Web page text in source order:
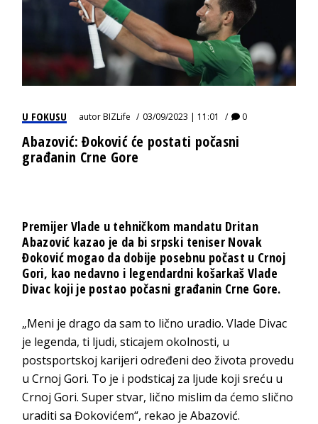
U FOKUSU autorBIZLife 03/09/2023 | 11:01 0
Abazović: Đoković će postati počasni
građanin Crne Gore
Premijer Vlade u tehničkom mandatu Dritan
Abazović kazao je da bi srpski teniser Novak
Đoković mogao da dobije posebnu počast u Crnoj
Gori, kao nedavno i legendardni košarkaš Vlade
Divac koji je postao počasni građanin Crne Gore.
„Meni je drago da sam to lično uradio. Vlade Divac
je legenda, ti ljudi, sticajem okolnosti, u
postsportskoj karijeri određeni deo života provedu
u Crnoj Gori. To je i podsticaj za ljude koji sreću u
Crnoj Gori. Super stvar, lično mislim da ćemo slično
uraditi sa Đokovićem“, rekao je Abazović.